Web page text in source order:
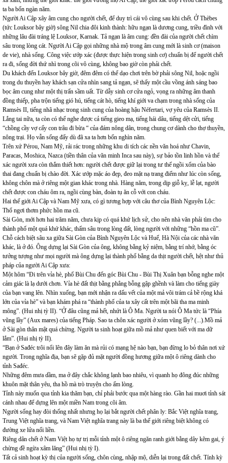
ta ba bốn ngàn năm.
Người Ai Cập xây âm cung cho người chết, để duy trì cái vô cùng sau khi chết. Ở Thèbes
(tức Louksor bây giờ) sông Nil chia đôi kinh thành: hữu ngạn là dương cung, triều đình với
những lâu đài tráng lệ Louksor, Karnak. Tả ngạn là âm cung: đền đài của người chết chìm
sâu trong lòng cát. Người Ai Cập gọi những nhà mộ trong âm cung mới là sinh cơ (maison
de vie), nhà sống. Công việc ướp xác (được thực hiện trong sinh cơ) chuẩn bị để người chết
ra đi, sống đời thứ nhì trong cõi vô cùng, không bao giờ còn phải chết.
Du khách đến Louksor bây giờ, đêm đêm có thể dạo chơi trên bờ phải sông Nil, hoặc ngồi
trong du thuyền hay khách sạn cửa nhìn sang tả ngạn, sẽ thấy một cầu vồng ánh sáng bao
bọc âm cung như một thị trấn sầm uất. Từ dẫy sinh cơ cửa ngỏ, vọng ra những âm thanh
đồng thiếp, pha trộn tiếng gió hú, tiếng cát hò, tiếng khí giới va chạm trong nhà sống của
Ramsès II, tiếng nhã nhạc trong sinh cung của hoàng hậu Néfertari, vợ yêu của Ramsès II.
Lắng tai nữa, ta còn có thể nghe được cả tiếng gieo mạ, tiếng hái dâu, tiếng dệt cửi, tiếng
“chồng cầy vợ cấy con trâu đi bừa “ của đám nông dân, trong chung cơ dành cho thợ thuyền,
nông trại. Họ vẫn sống đấy dù đã xa ta hơn bốn nghìn năm.
Trên xứ Pérou, Nam Mỹ, rải rác trong những khu di tích các nền văn hoá như Chavin,
Paracas, Moshica, Nazca (tiền thân của văn minh Inca sau này), sự bảo tồn linh hồn và thể
xác người xưa còn thắm thiết hơn: người chết được giữ lại trong tư thế ngồi xổm của bào
thai đang chuẩn bị chào đời. Xác ướp mặc áo đẹp, đeo mặt nạ trang điểm như lúc còn sống,
không chôn mà ở riêng một gian khác trong nhà. Hàng năm, trong dịp giỗ kỵ, lễ lạt, người
chết được con cháu ôm ra, ngồi cùng bàn, đoàn tụ ăn cỗ với con cháu.
Hai thế giới Ai Cập và Nam Mỹ xưa, có gì tương hợp với câu thơ của Bình Nguyên Lộc:
Thổ ngơi thơm phức hồn ma cũ.
Sài Gòn, mới hơn hai trăm năm, chưa kịp có quá khứ lịch sử, cho nên nhà văn phải tìm cho
thành phố một quá khứ khác, thấm sâu trong lòng đất, lòng người với những “hồn ma cũ”.
Chỗ cách biệt sâu xa giữa Sài Gòn của Bình Nguyên Lộc và Huế, Hà Nội của các nhà văn
khác, là ở đó. Ông dựng lại Sài Gòn của ông, không bằng kỷ niệm, bằng trí nhớ, bằng óc
tưởng tượng như mọi người mà ông dựng lại thành phố bằng da thịt người chết, hệt như thủ
pháp của người Ai Cập xưa:
Một hôm “Đi trên vỉa hè, phố Bùi Chu đến góc Bùi Chu - Bùi Thị Xuân bạn bỗng nghe một
cảm giác là lạ dưới chơn. Vỉa hè đất thịt bằng phẳng bỗng gập ghềnh và làm cho tiếng giày
của bạn vang lên. Nhìn xuống, bạn mới nhận ra dấu vết của một mả vôi trám cả bề rộng khá
lớn của vỉa hè” và bạn khám phá ra “thành phố của ta xây cất trên một bãi tha ma minh
mông”. (Hui nhị tỳ II). “Ở đâu cũng mả hết, nhứt là Ô Ma. Người ta nói Ô Ma tức là “Phía
vũng lầy” (Aux mares) của tiếng Pháp. Sao ta chôn xác người ở xóm vũng lầy? (...).Mồ mả
ở Sài gòn thân mật quá chừng. Người ta sinh hoạt giữa mồ mả như quen biết với ma dữ
lắm”. (Hui nhị tỳ II).
“Bạn ở Sađéc trôi nổi lên đây làm ăn mà rủi có mạng hệ nào bạn, bạn đừng lo bỏ thân nơi xứ
người. Trong nghĩa địa, bạn sẽ gặp đủ mặt người đồng hương giữa một ô riêng dành cho
tỉnh Sađéc.
Những đêm mưa dầm, ma ở đây chắc không lạnh bao nhiêu, vì quanh họ đông đúc những
khuôn mặt thân yêu, tha hồ mà trò truyện cho ấm lòng.
Tỉnh này muốn qua tỉnh kia thăm bạn, chỉ phải bước qua một hàng rào. Gần hai muơi tỉnh sát
cánh nhau để dựng lên một miền Nam trong cõi âm.
Người sống hay đòi thống nhất nhưng họ lại bắt người chết phân ly: Bắc Việt nghĩa trang,
Trung Việt nghĩa trang, và Nam Việt nghĩa trang này là ba thế giới riêng biệt không có
đường xe lửa nối liền.
Riêng dân chết ở Nam Việt họ tự trị mỗi tỉnh một ô riêng ngăn ranh giới bằng dây kẽm gai, ý
chừng đề ngừa xâm lăng” (Hui nhị tỳ I).
Tất cả sinh hoạt kỳ thị của người sống, chôn cùng, nhập mộ, diễn lại trong đất chết. Tính kỳ